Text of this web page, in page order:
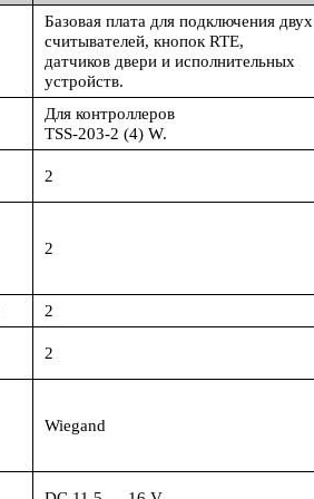
Базовая плата для подключения двух
считывателей, кнопок RTE,
датчиков двери и исполнительных
устройств.
Для контроллеров
TSS-203-2 (4) W.
2
2
2
2
Wiegand